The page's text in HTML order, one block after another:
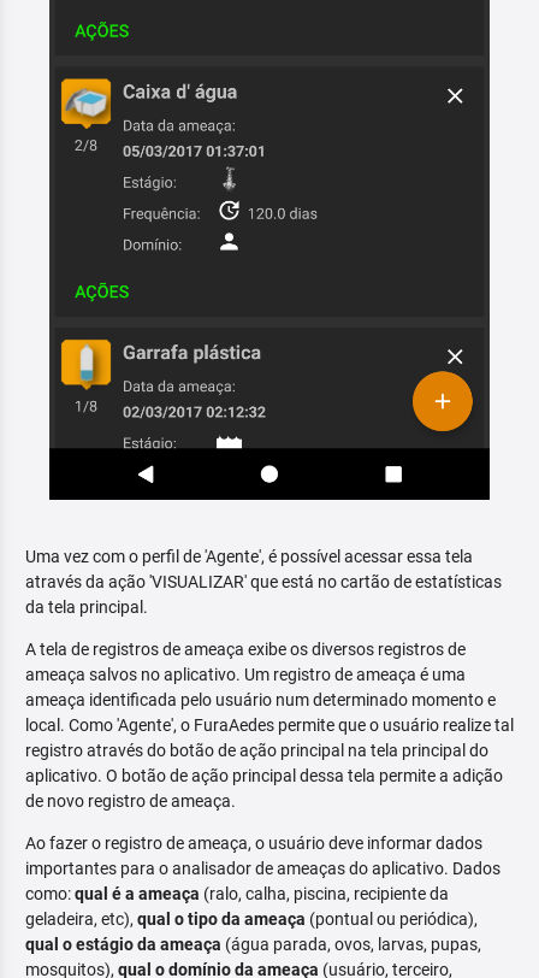
Uma vez com o perfil de 'Agente', é possível acessar essa tela
através da ação 'VISUALIZAR' que está no cartão de estatísticas
da tela principal.
A tela de registros de ameaça exibe os diversos registros de
ameaça salvos no aplicativo. Um registro de ameaça é uma
ameaça identificada pelo usuário num determinado momento e
local. Como 'Agente', o FuraAedes permite que o usuário realize tal
registro através do botão de ação principal na tela principal do
aplicativo. O botão de ação principal dessa tela permite a adição
de novo registro de ameaça.
Ao fazer o registro de ameaça, o usuário deve informar dados
importantes para o analisador de ameaças do aplicativo. Dados
como:qual é a ameaça (ralo, calha, piscina, recipiente da
geladeira, etc), qual o tipo da ameaça (pontual ou periódica),
qual o estágio da ameaça (água parada, ovos, larvas, pupas,
mosquitos), qual o domínio da ameaça (usuário, terceiro,